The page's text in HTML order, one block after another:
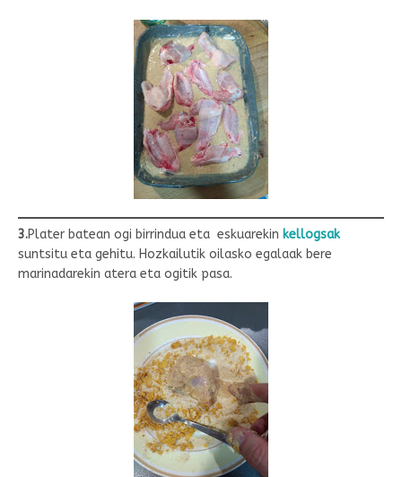
3.Plater batean ogi birrindua eta eskuarekin kellogsak
suntsitu eta gehitu. Hozkailutik oilasko egalaak bere
marinadarekin atera eta ogitik pasa.